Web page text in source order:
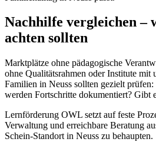
Nachhilfe vergleichen –
achten sollten
Marktplätze ohne pädagogische
ohne Qualitätsrahmen oder Institute mit
Familien in Neuss sollten gezielt
werden Fortschritte dokumentiert? Gibt
Lernförderung OWL setzt auf feste
Verwaltung und erreichbare Beratung
Schein-Standort in Neuss zu behaupten.